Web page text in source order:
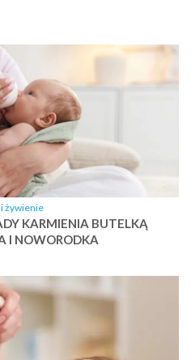
żywienie
KARMIENIA BUTELKĄ
I NOWORODKA